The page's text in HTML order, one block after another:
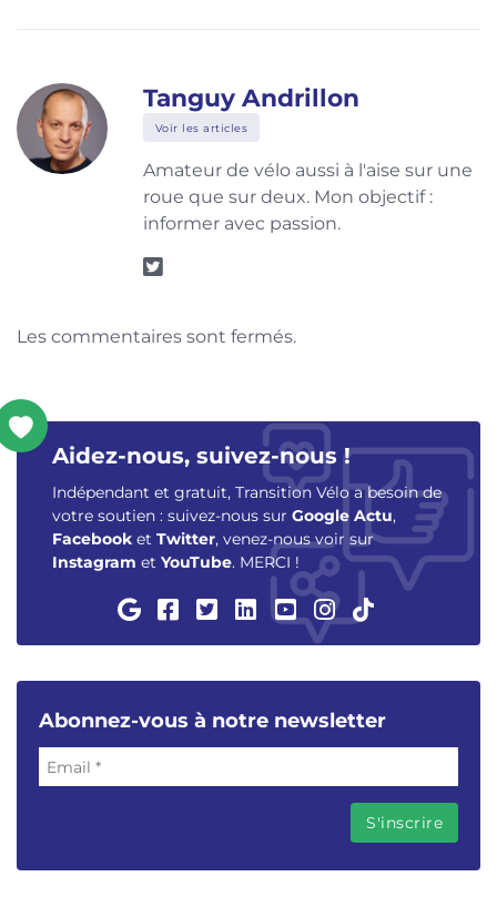
Tanguy Andrillon
Voir les articles
Amateur de vélo aussi à l'aise sur une
roue que sur deux. Mon objectif :
informer avec passion.
Les commentaires sont fermés.
Aidez-nous, suivez-nous !
Indépendant et gratuit, Transition Vélo a besoin de
votre soutien : suivez-nous sur Google Actu,
Facebook et Twitter, venez-nous voir sur
Instagram et YouTube. MERCI !
Abonnez-vous à notre newsletter